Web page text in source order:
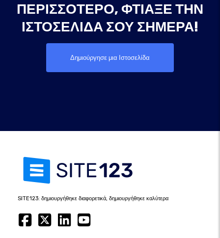
ΠΕΡΙΣΣΌΤΕΡΟ, ΦΤΙΆΞΕ ΤΗΝ
ΙΣΤΟΣΕΛΊΔΑ ΣΟΥ ΣΉΜΕΡΑ!
Δημιούργησε μια Ιστοσελίδα
SITE123: δημιουργήθηκε διαφορετικά, δημιουργήθηκε καλύτερα